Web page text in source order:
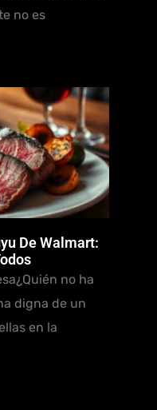
no es
De Walmart:
no ha
digna de un
en la